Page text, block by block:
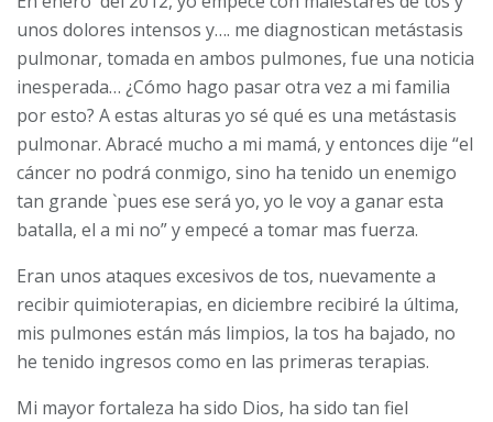
unos dolores intensos y…. me diagnostican metástasis
pulmonar, tomada en ambos pulmones, fue una noticia
inesperada… ¿Cómo hago pasar otra vez a mi familia
por esto? A estas alturas yo sé qué es una metástasis
pulmonar. Abracé mucho a mi mamá, y entonces dije “el
cáncer no podrá conmigo, sino ha tenido un enemigo
tan grande `pues ese será yo, yo le voy a ganar esta
batalla, el a mi no” y empecé a tomar mas fuerza.
Eran unos ataques excesivos de tos, nuevamente a
recibir quimioterapias, en diciembre recibiré la última,
mis pulmones están más limpios, la tos ha bajado, no
he tenido ingresos como en las primeras terapias.
Mi mayor fortaleza ha sido Dios, ha sido tan fiel